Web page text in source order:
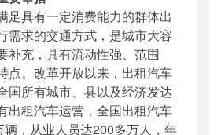
具有一定消费能力的群体出
需求的交通方式，是城市大容
补充，具有流动性强、范围
点。改革开放以来，出租汽车
国所有城市、县以及经济发达
出租汽车运营，全国出租汽车
，从业人员达200多万人，年